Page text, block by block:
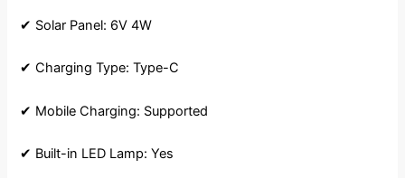
✔ Solar Panel: 6V 4W
✔ Charging Type: Type-C
✔ Mobile Charging: Supported
✔ Built-in LED Lamp: Yes